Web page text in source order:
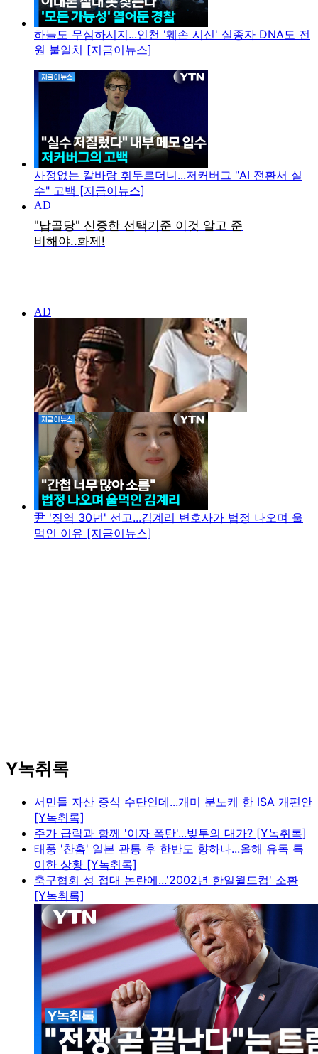
하늘도 무심하시지...인천 '훼손 시신' 실종자 DNA도 전
원 불일치 [지금이뉴스]
사정없는 칼바람 휘두르더니...저커버그 "AI 전환서 실
수" 고백 [지금이뉴스]
尹 '징역 30년' 선고...김계리 변호사가 법정 나오며 울
먹인 이유 [지금이뉴스]
Y녹취록
서민들 자산 증식 수단인데...개미 분노케 한 ISA 개편안
[Y녹취록]
주가 급락과 함께 '이자 폭탄'...빚투의 대가? [Y녹취록]
태풍 '찬홈' 일본 관통 후 한반도 향하나...올해 유독 특
이한 상황 [Y녹취록]
축구협회 성 접대 논란에...'2002년 한일월드컵' 소환
[Y녹취록]